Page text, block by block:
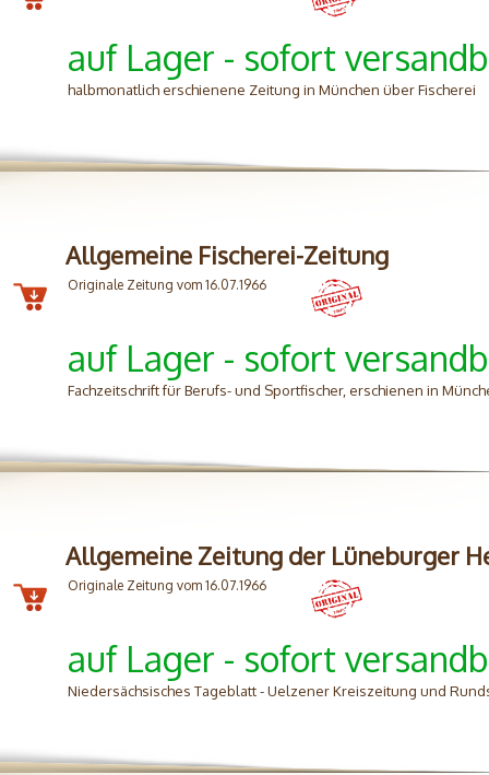
auf Lager - sofort
halbmonatlich erschienene Zeitung in München über Fischerei
Allgemeine Fischerei-Zeitung
Originale Zeitung vom 16.07.1966
auf Lager - sofort
Fachzeitschrift für Berufs- und Sportfischer, erschienen in
Allgemeine Zeitung der Lüneburger
Originale Zeitung vom 16.07.1966
auf Lager - sofort
Niedersächsisches Tageblatt - Uelzener Kreiszeitung und